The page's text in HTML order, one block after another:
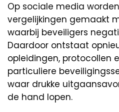
Op sociale media
vergelijkingen gemaakt
waarbij beveiligers
Daardoor ontstaat
opleidingen, protocollen
particuliere
waar drukke
de hand lopen.